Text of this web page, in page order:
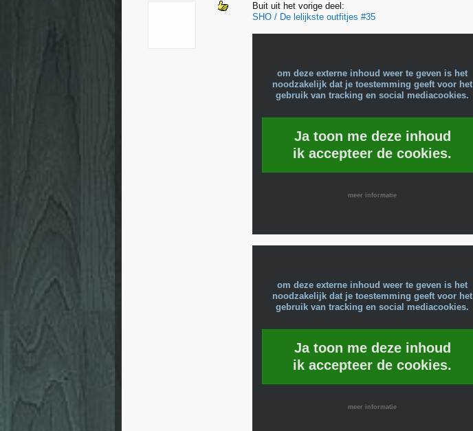
Buit uit het vorige deel:
SHO / De lelijkste outfitjes #35
om deze externe inhoud weer te geven is het
noodzakelijk dat je toestemming geeft voor het
gebruik van tracking en social mediacookies.
Ja toon me deze inhoud
ik accepteer de cookies.
meer informatie
om deze externe inhoud weer te geven is het
noodzakelijk dat je toestemming geeft voor het
gebruik van tracking en social mediacookies.
Ja toon me deze inhoud
ik accepteer de cookies.
meer informatie